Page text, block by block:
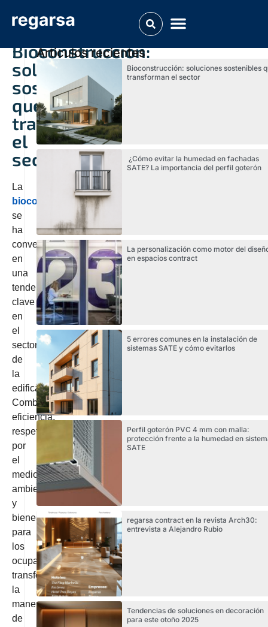
Bioconstrucción:
soluciones
sostenibles
que
transforman
el
sector
La
bioconstrucción
se
ha
convertido
en
una
tendencia
clave
en
el
sector
de
la
edificación.
Combina
eficiencia,
respeto
por
el
medio
ambiente
y
bienestar
para
los
ocupantes,
transformando
la
manera
de
Articulos recientes
Bioconstrucción: soluciones sostenibles
transforman el sector
¿Cómo evitar la humedad en fachadas
SATE? La importancia del perfil goterón
La personalización como motor del
en espacios contract
5 errores comunes en la instalación de
sistemas SATE y cómo evitarlos
Perfil goterón PVC 4 mm con malla:
protección frente a la humedad en
SATE
regarsa contract en la revista Arch30:
entrevista a Alejandro Rubio
Tendencias de soluciones en decoración
para este otoño 2025